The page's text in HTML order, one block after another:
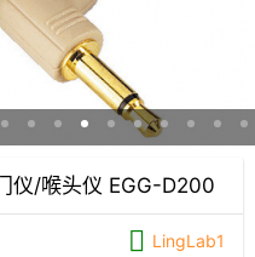
仪/喉头仪 EGG-D200
LingLab1